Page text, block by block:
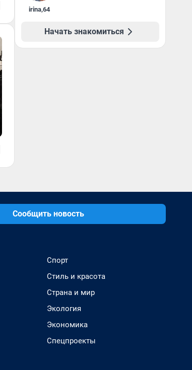
irina,64
Начать знакомиться
Сообщить новость
Спорт
Стиль и красота
Страна и мир
Экология
Экономика
Спецпроекты